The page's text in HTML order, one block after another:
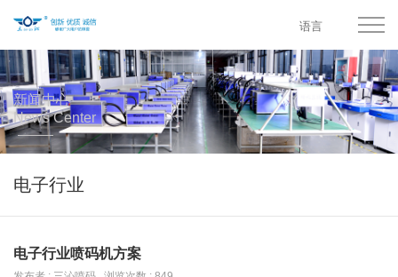
语言
新闻中心
News Center
电子行业
电子行业喷码机方案